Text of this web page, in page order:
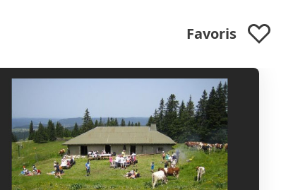
Favoris